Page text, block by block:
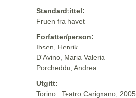
Standardtittel:
Fruen fra havet
Forfatter/person:
Ibsen, Henrik
D'Avino, Maria Valeria
Porcheddu, Andrea
Utgitt:
Torino : Teatro Carignano, 2005